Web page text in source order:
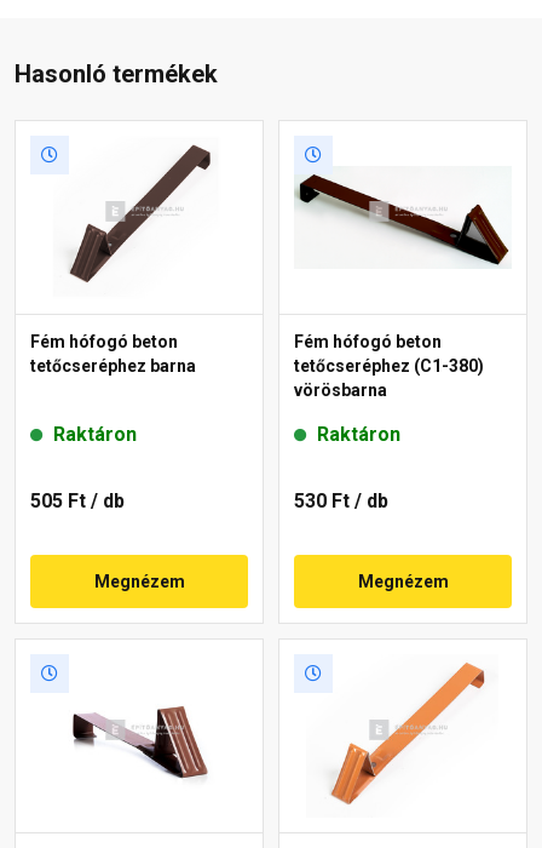
Hasonló termékek
Fém hófogó beton
tetőcseréphez barna
Raktáron
505 Ft / db
Megnézem
Fém hófogó beton
tetőcseréphez (C1-380)
vörösbarna
Raktáron
530 Ft / db
Megnézem